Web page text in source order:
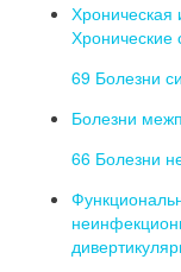
Хроническая
Хронические
69 Болезни
Болезни
66 Болезни